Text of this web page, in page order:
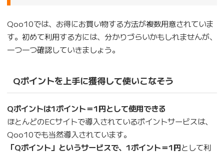
Qoo10では、お得にお買い物する方法が複数用意されていま
す。初めて利用する方には、分かりづらいかもしれませんが、
一つ一つ確認していきましょう。
Qポイントを上手に獲得して使いこなそう
Qポイントは1ポイント＝1円として使用できる
ほとんどのECサイトで導入されているポイントサービスは、
Qoo10でも当然導入されています。
「Qポイント」というサービスで、1ポイント＝1円として利